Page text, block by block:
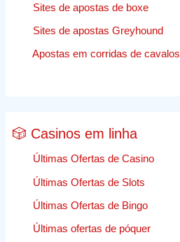
Sites de apostas de boxe
Sites de apostas Greyhound
Apostas em corridas de cavalos
🎲 Casinos em linha
Últimas Ofertas de Casino
Últimas Ofertas de Slots
Últimas Ofertas de Bingo
Últimas ofertas de póquer